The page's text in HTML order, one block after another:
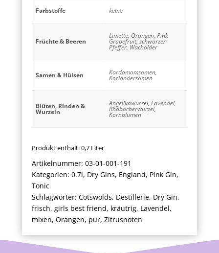
Farbstoffe keine
Früchte & Beeren
Limette, Orangen, Pink
Grapefruit, schwarzer
Pfeffer, Wacholder
Samen & Hülsen Kardamomsamen,
Koriandersamen
Blüten, Rinden &
Wurzeln
Angelikawurzel, Lavendel,
Rhabarberwurzel,
Kornblumen
Produkt enthält: 0,7 Liter
Artikelnummer: 03-01-001-191
Kategorien: 0.7l, Dry Gins, England, Pink Gin,
Tonic
Schlagwörter: Cotswolds, Destillerie, Dry Gin,
frisch, girls best friend, kräutrig, Lavendel,
mixen, Orangen, pur, Zitrusnoten